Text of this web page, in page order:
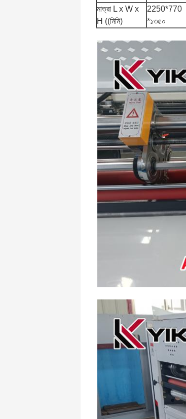
মাত্রা L x W x
H ((মিমি)
2250*770
*১৩৫০